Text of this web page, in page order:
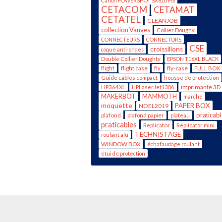
CETACOM CETAMAT
CETATEL CLEANJOB
collection Vanves
Collier Doughy
CONNECTEURS
CONNECTORS
coque anti-ondes
croissillons CSE
Double Collier Doughty
EPSON T16XL BLACK
flight
flight case fly fly-case
FULL BOX
Guide câbles compact
housse de protection
HP364XL
HPLaserJet130A
imprimante 3D
MAKERBOT
MAMMOTH marche
moquette NOEL2019 PAPER BOX
plafond plafond papier plateau
praticables Replicator
Replicator mini
roulant alu
TECHNISTAGE
WINDOW BOX
échafaudage roulant
étui de protection